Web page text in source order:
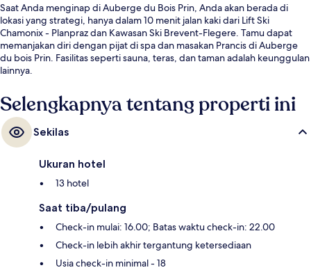
Saat Anda menginap di Auberge du Bois Prin, Anda akan berada di
lokasi yang strategi, hanya dalam 10 menit jalan kaki dari Lift Ski
Chamonix - Planpraz dan Kawasan Ski Brevent-Flegere. Tamu dapat
memanjakan diri dengan pijat di spa dan masakan Prancis di Auberge
du bois Prin. Fasilitas seperti sauna, teras, dan taman adalah keunggulan
lainnya.
Selengkapnya tentang properti ini
Sekilas
Ukuran hotel
13 hotel
Saat tiba/pulang
Check-in mulai: 16.00; Batas waktu check-in: 22.00
Check-in lebih akhir tergantung ketersediaan
Usia check-in minimal - 18